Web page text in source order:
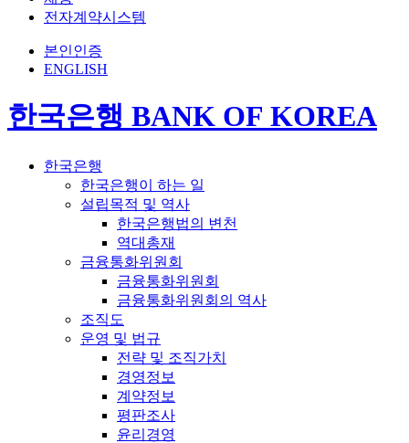
전자계약시스템
본인인증
ENGLISH
한국은행 BANK OF KOREA
한국은행
한국은행이 하는 일
설립목적 및 역사
한국은행법의 변천
역대총재
금융통화위원회
금융통화위원회
금융통화위원회의 역사
조직도
운영 및 법규
전략 및 조직가치
경영정보
계약정보
평판조사
윤리경영